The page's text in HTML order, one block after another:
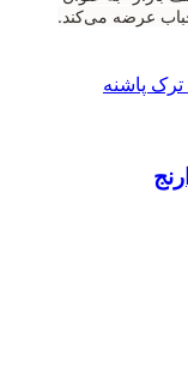
حباب عرضه می‌کند.